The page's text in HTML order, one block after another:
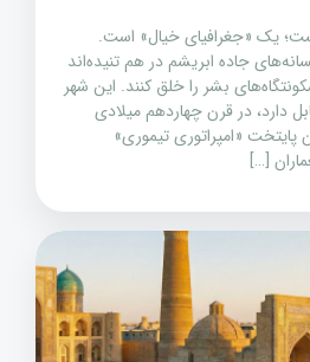
یک «جغرافیای خیال» است.
جاده ابریشم در هم تنیده‌اند
بشر را خلق کنند. این شهر
دارد، در قرن چهاردهم میلادی
پایتخت «امپراتوری تیموری»
[…]